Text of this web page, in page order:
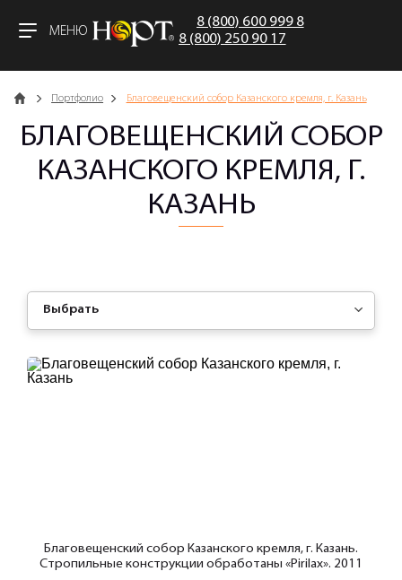
МЕНЮ
8 (800) 600 999 8
8 (800) 250 90 17
Главная Портфолио Благовещенский собор Казанского кремля, г. Казань
БЛАГОВЕЩЕНСКИЙ СОБОР
КАЗАНСКОГО КРЕМЛЯ, Г.
КАЗАНЬ
Выбрать
Благовещенский собор Казанского кремля, г. Казань.
Стропильные конструкции обработаны «Pirilax». 2011